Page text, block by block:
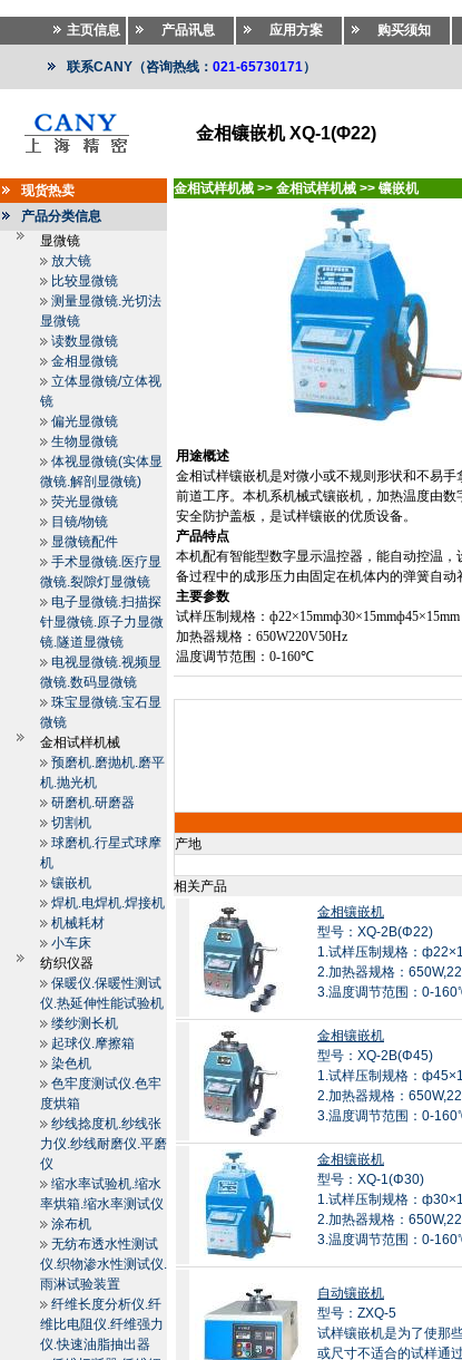
主页信息 产品讯息 应用方案 购买须知
联系CANY（咨询热线： 021-65730171）
金相镶嵌机 XQ-1(Φ22)
现货热卖
产品分类信息
显微镜
放大镜
比较显微镜
测量显微镜.光切法
显微镜
读数显微镜
金相显微镜
立体显微镜/立体视
镜
偏光显微镜
生物显微镜
体视显微镜(实体显
微镜.解剖显微镜)
荧光显微镜
目镜/物镜
显微镜配件
手术显微镜.医疗显
微镜.裂隙灯显微镜
电子显微镜.扫描探
针显微镜.原子力显微
镜.隧道显微镜
电视显微镜.视频显
微镜.数码显微镜
珠宝显微镜.宝石显
微镜
金相试样机械
预磨机.磨抛机.磨平
机.抛光机
研磨机.研磨器
切割机
球磨机.行星式球摩
机
镶嵌机
焊机.电焊机.焊接机
机械耗材
小车床
纺织仪器
保暖仪.保暖性测试
仪.热延伸性能试验机
缕纱测长机
起球仪.摩擦箱
染色机
色牢度测试仪.色牢
度烘箱
纱线捻度机.纱线张
力仪.纱线耐磨仪.平磨
仪
缩水率试验机.缩水
率烘箱.缩水率测试仪
涂布机
无纺布透水性测试
仪.织物渗水性测试仪.
雨淋试验装置
纤维长度分析仪.纤
维比电阻仪.纤维强力
仪.快速油脂抽出器
金相试样机械 >> 金相试样机械 >> 镶嵌机
用途概述
金相试样镶嵌机是对微小或不规则形状和不易
前道工序。本机系机械式镶嵌机，加热温度由
安全防护盖板，是试样镶嵌的优质设备。
产品特点
本机配有智能型数字显示温控器，能自动控温
备过程中的成形压力由固定在机体内的弹簧自动
主要参数
试样压制规格：ф22×15mmф30×15mmф45×15mm
加热器规格： 650W220V50Hz
温度调节范围： 0-160℃
产地
相关产品
金相镶嵌机
型号：XQ-2B(Φ22)
1.试样压制规格：
2.加热器规格：
3.温度调节范围：0-
金相镶嵌机
型号：XQ-2B(Φ45)
1.试样压制规格：
2.加热器规格：
3.温度调节范围：0-
金相镶嵌机
型号：XQ-1(Φ30)
1.试样压制规格：
2.加热器规格：
3.温度调节范围：0-
自动镶嵌机
型号：ZXQ-5
试样镶嵌机是为了使那
或尺寸不适合的试样通